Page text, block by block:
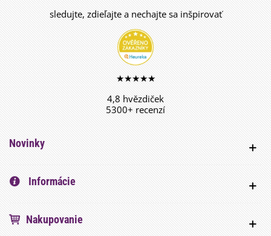
sledujte, zdieľajte a nechajte sa inšpirovať
★★★★★
4,8 hvězdiček
5300+ recenzí
Novinky
Informácie
Nakupovanie